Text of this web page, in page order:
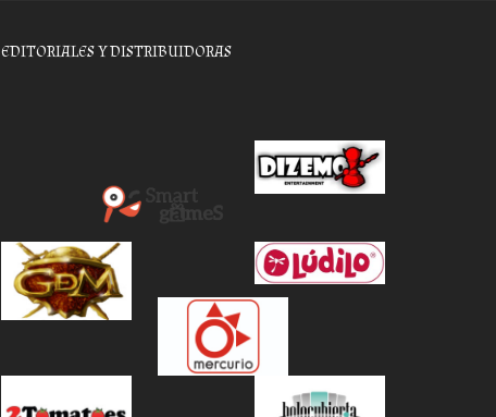
EDITORIALES Y DISTRIBUIDORAS